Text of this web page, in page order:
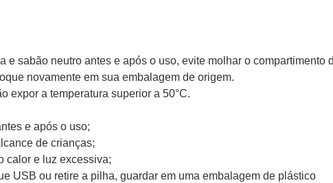
e sabão neutro antes e após o uso, evite molhar o
novamente em sua embalagem de origem.
expor a temperatura superior a 50°C.
e após o uso;
de crianças;
calor e luz excessiva;
USB ou retire a pilha, guardar em uma embalagem de plástico